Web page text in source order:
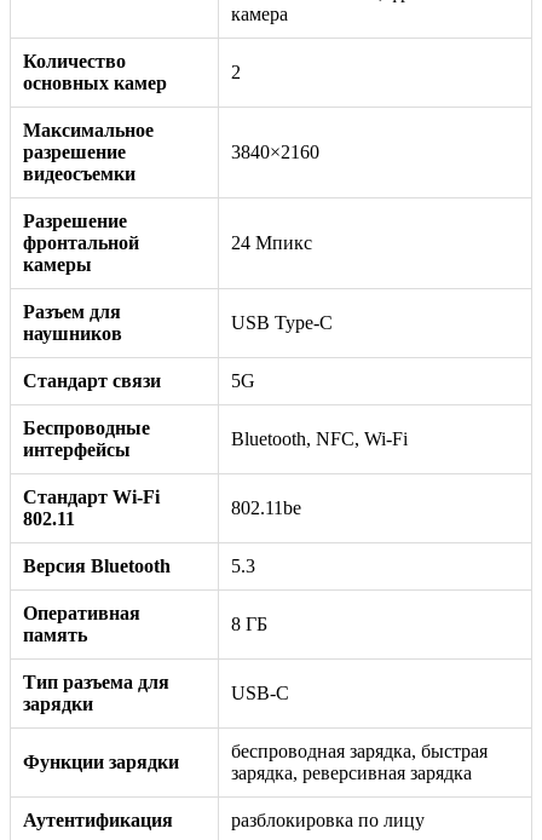
камера
Количество
основных камер
2
Максимальное
разрешение
видеосъемки
3840×2160
Разрешение
фронтальной
камеры
24 Мпикс
Разъем для
наушников
USB Type-C
Стандарт связи 5G
Беспроводные
интерфейсы
Bluetooth, NFC, Wi-Fi
Стандарт Wi-Fi
802.11
802.11be
Версия Bluetooth 5.3
Оперативная
память
8 ГБ
Тип разъема для
зарядки
USB-C
Функции зарядки
беспроводная зарядка, быстрая
зарядка, реверсивная зарядка
Аутентификация разблокировка по лицу